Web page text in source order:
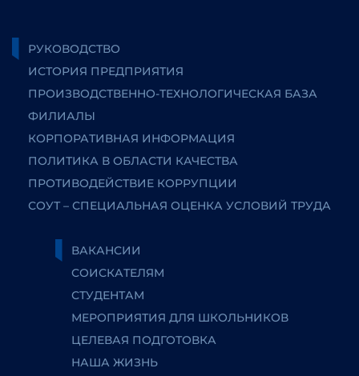
РУКОВОДСТВО
ИСТОРИЯ ПРЕДПРИЯТИЯ
ПРОИЗВОДСТВЕННО-ТЕХНОЛОГИЧЕСКАЯ БАЗА
ФИЛИАЛЫ
КОРПОРАТИВНАЯ ИНФОРМАЦИЯ
ПОЛИТИКА В ОБЛАСТИ КАЧЕСТВА
ПРОТИВОДЕЙСТВИЕ КОРРУПЦИИ
СОУТ – СПЕЦИАЛЬНАЯ ОЦЕНКА УСЛОВИЙ ТРУДА
ВАКАНСИИ
СОИСКАТЕЛЯМ
СТУДЕНТАМ
МЕРОПРИЯТИЯ ДЛЯ ШКОЛЬНИКОВ
ЦЕЛЕВАЯ ПОДГОТОВКА
НАША ЖИЗНЬ